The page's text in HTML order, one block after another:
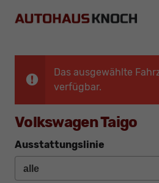
Das ausgewählte
verfügbar.
Volkswagen Taigo
Ausstattungslinie